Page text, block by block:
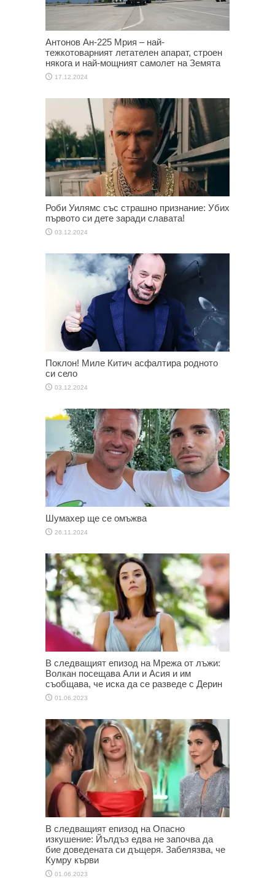
Антонов Ан-225 Мрия – най-
тежкотоварният летателен апарат, строен
някога и най-мощният самолет на Земята
17.12.2024
Роби Уилямс със страшно признание: Убих
първото си дете заради славата!
03.12.2024
Поклон! Миле Китич асфалтира родното
си село
03.12.2024
Шумахер ще се омъжва
26.11.2024
В следващият епизод на Мрежа от лъжи:
Волкан посещава Али и Асия и им
съобщава, че иска да се разведе с Дерин
01.06.2023
В следващият епизод на Опасно
изкушение: Йълдъз едва не започва да
бие доведената си дъщеря. Забелязва, че
Кумру кърви
01.06.2023